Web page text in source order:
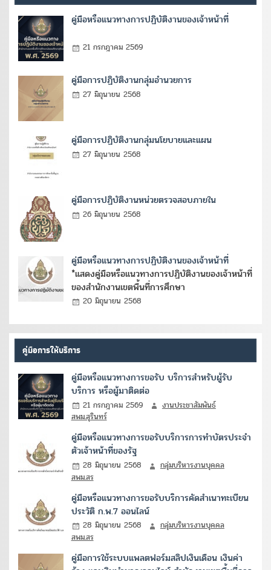
คู่มือหรือแนวทางการปฏิบัติงานของเจ้าหน้าที่
21 กรกฎาคม 2569
คู่มือการปฏิบัติงานกลุ่มอำนวยการ
27 มิถุนายน 2568
คู่มือการปฏิบัติงานกลุ่มนโยบายและแผน
27 มิถุนายน 2568
คู่มือการปฏิบัติงานหน่วยตรวจสอบภายใน
26 มิถุนายน 2568
คู่มือหรือแนวทางการปฏิบัติงานของเจ้าหน้าที่
*แสดงคู่มือหรือแนวทางการปฏิบัติงานของเจ้าหน้าที่
ของสำนักงานเขตพื้นที่การศึกษา
20 มิถุนายน 2568
คู่มือการให้บริการ
คู่มือหรือแนวทางการขอรับ บริการสำหรับผู้รับ
บริการ หรือผู้มาติดต่อ
21 กรกฎาคม 2569
งานประชาสัมพันธ์
สพม.สุรินทร์
คู่มือหรือแนวทางการขอรับบริการการทำบัตรประจำ
ตัวเจ้าหน้าที่ของรัฐ
28 มิถุนายน 2568
กลุ่มบริหารงานบุคคล
สพม.สร
คู่มือหรือแนวทางการขอรับบริการคัดสำเนาทะเบียน
ประวัติ ก.พ.7 ออนไลน์
28 มิถุนายน 2568
กลุ่มบริหารงานบุคคล
สพม.สร
คู่มือการใช้ระบบแพลตฟอร์มสลิปเงินเดือน เงินค่า